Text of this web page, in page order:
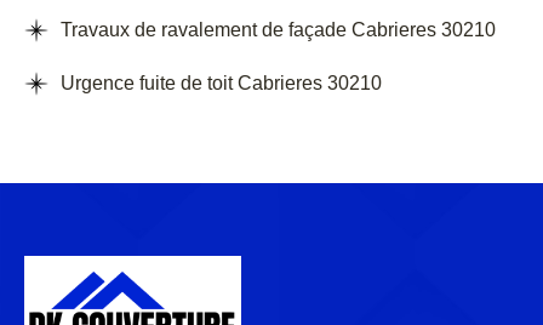
Travaux de ravalement de façade Cabrieres 30210
Urgence fuite de toit Cabrieres 30210